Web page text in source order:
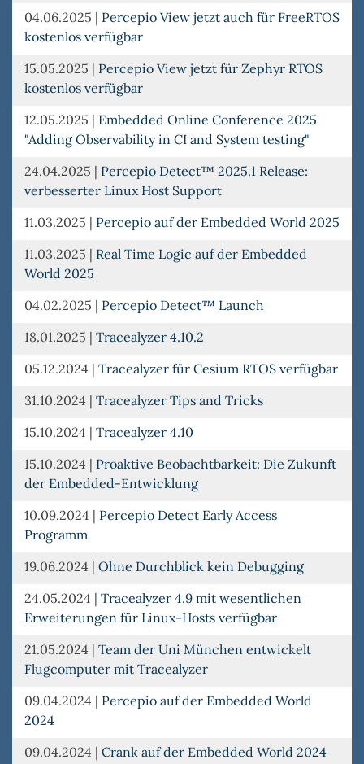
04.06.2025 | Percepio View jetzt auch für FreeRTOS
kostenlos verfügbar
15.05.2025 | Percepio View jetzt für Zephyr RTOS
kostenlos verfügbar
12.05.2025 | Embedded Online Conference 2025
"Adding Observability in CI and System testing"
24.04.2025 | Percepio Detect™ 2025.1 Release:
verbesserter Linux Host Support
11.03.2025 | Percepio auf der Embedded World 2025
11.03.2025 | Real Time Logic auf der Embedded
World 2025
04.02.2025 | Percepio Detect™ Launch
18.01.2025 | Tracealyzer 4.10.2
05.12.2024 | Tracealyzer für Cesium RTOS verfügbar
31.10.2024 | Tracealyzer Tips and Tricks
15.10.2024 | Tracealyzer 4.10
15.10.2024 | Proaktive Beobachtbarkeit: Die Zukunft
der Embedded-Entwicklung
10.09.2024 | Percepio Detect Early Access
Programm
19.06.2024 | Ohne Durchblick kein Debugging
24.05.2024 | Tracealyzer 4.9 mit wesentlichen
Erweiterungen für Linux-Hosts verfügbar
21.05.2024 | Team der Uni München entwickelt
Flugcomputer mit Tracealyzer
09.04.2024 | Percepio auf der Embedded World
2024
09.04.2024 | Crank auf der Embedded World 2024